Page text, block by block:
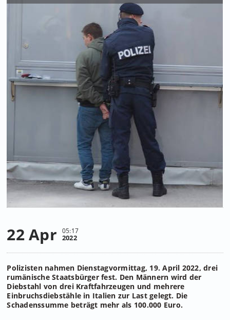
22 Apr 05:17
2022
Polizisten nahmen Dienstagvormittag, 19. April 2022, drei
rumänische Staatsbürger fest. Den Männern wird der
Diebstahl von drei Kraftfahrzeugen und mehrere
Einbruchsdiebstähle in Italien zur Last gelegt. Die
Schadenssumme beträgt mehr als 100.000 Euro.